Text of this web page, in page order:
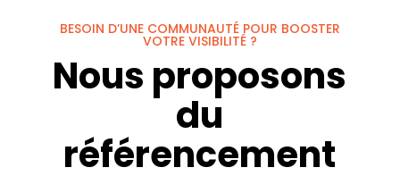
BESOIN D’UNE COMMUNAUTÉ POUR BOOSTER
VOTRE VISIBILITÉ ?
Nous proposons
du
référencement